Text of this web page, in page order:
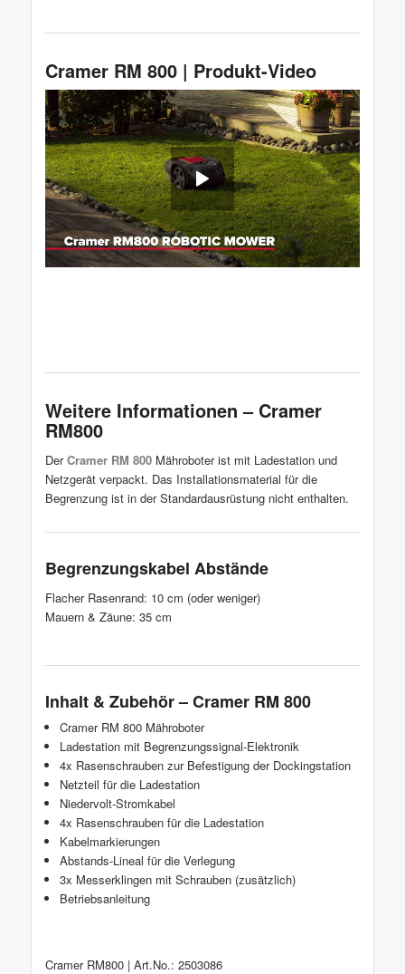
Cramer RM 800 | Produkt-Video
Weitere Informationen – Cramer
RM800
DerCramer RM 800Mähroboter ist mit Ladestation und
Netzgerät verpackt. Das Installationsmaterial für die
Begrenzung ist in der Standardausrüstung nicht enthalten.
Begrenzungskabel Abstände
Flacher Rasenrand: 10 cm (oder weniger)
Mauern & Zäune: 35 cm
Inhalt & Zubehör – Cramer RM 800
Cramer RM 800 Mähroboter
Ladestation mit Begrenzungssignal-Elektronik
4x Rasenschrauben zur Befestigung der Dockingstation
Netzteil für die Ladestation
Niedervolt-Stromkabel
4x Rasenschrauben für die Ladestation
Kabelmarkierungen
Abstands-Lineal für die Verlegung
3x Messerklingen mit Schrauben (zusätzlich)
Betriebsanleitung
Cramer RM800 | Art.No.: 2503086